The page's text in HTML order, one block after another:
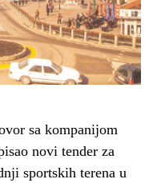
sa kompanijom
novi tender za
sportskih terena u